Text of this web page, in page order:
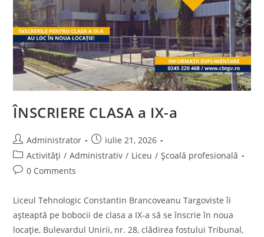
ÎNSCRIERE CLASA a IX-a
Post
author:
Administrator
Post
published:
iulie 21, 2026
Post
category:
Activități / Administrativ / Liceu / Școală profesională
Post0 Comments
Liceul Tehnologic Constantin Brancoveanu Targoviste îi
așteaptă pe bobocii de clasa a IX-a să se înscrie în noua
locație, Bulevardul Unirii, nr. 28, clădirea fostului Tribunal,